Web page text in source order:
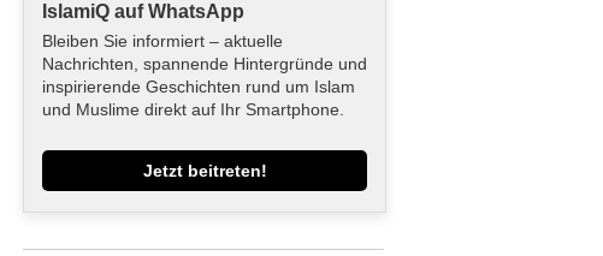
IslamiQ auf WhatsApp
Bleiben Sie informiert – aktuelle
Nachrichten, spannende Hintergründe und
inspirierende Geschichten rund um Islam
und Muslime direkt auf Ihr Smartphone.
Jetzt beitreten!